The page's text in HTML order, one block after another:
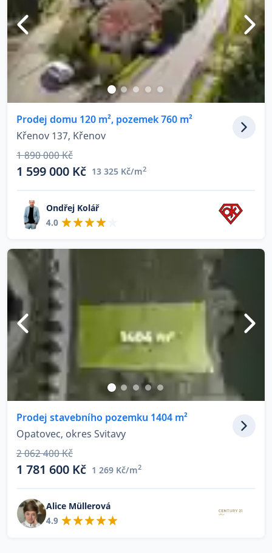
Prodej domu 120 m², pozemek 760 m²
Křenov 137, Křenov
1 890 000 Kč
1 599 000 Kč 13 325 Kč/m2
Ondřej Kolář
4.0
Prodej stavebního pozemku 1404 m²
Opatovec, okres Svitavy
2 062 400 Kč
1 781 600 Kč 1 269 Kč/m2
Alice Müllerová
4.9